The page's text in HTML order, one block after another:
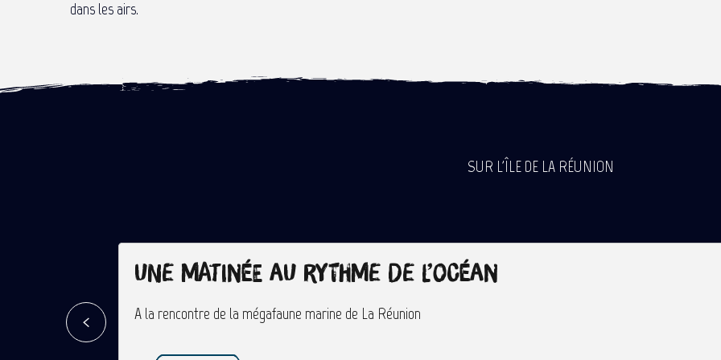
dans les airs.
SUR L'ÎLE DE LA RÉUNION
Une matinée au rythme de l’océan
A la rencontre de la mégafaune marine de La Réunion